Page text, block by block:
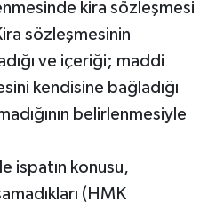
kira sözleşmesi
sözleşmesinin
ve içeriği; maddi
kendisine bağladığı
belirlenmesiyle
konusu,
(HMK